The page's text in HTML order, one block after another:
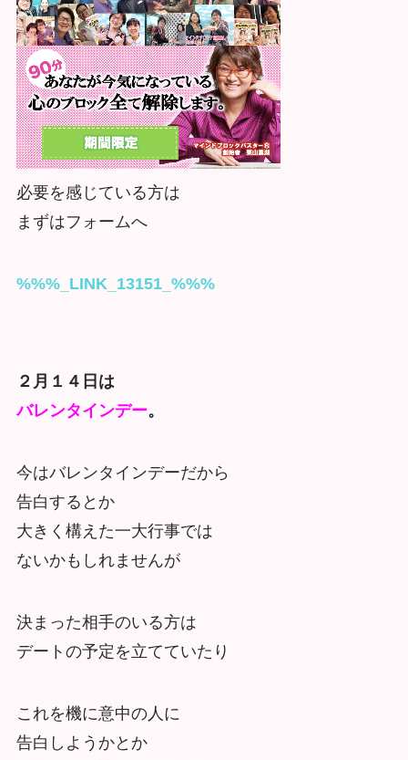
必要を感じている方は
まずはフォームへ
%%%_LINK_13151_%%%
２月１４日は
バレンタインデー。
今はバレンタインデーだから
告白するとか
大きく構えた一大行事では
ないかもしれませんが
決まった相手のいる方は
デートの予定を立てていたり
これを機に意中の人に
告白しようかとか